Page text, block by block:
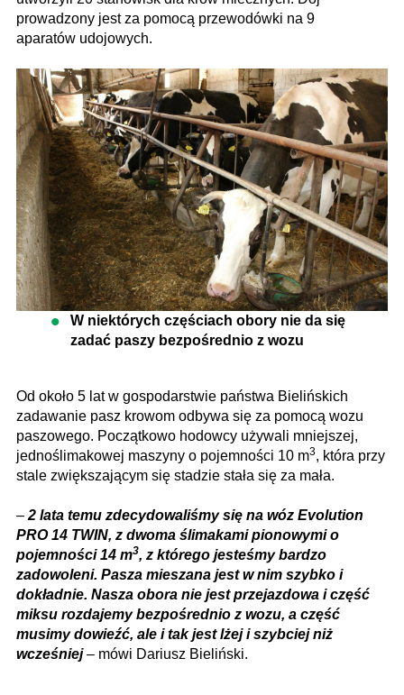
prowadzony jest za pomocą przewodówki na 9
aparatów udojowych.
W niektórych częściach obory nie da się
zadać paszy bezpośrednio z wozu
Od około 5 lat w gospodarstwie państwa Bielińskich
zadawanie pasz krowom odbywa się za pomocą wozu
paszowego. Początkowo hodowcy używali mniejszej,
jednoślimakowej maszyny o pojemności 10 m3, która przy
stale zwiększającym się stadzie stała się za mała.
– 2 lata temu zdecydowaliśmy się na wóz Evolution
PRO 14 TWIN, z dwoma ślimakami pionowymi o
pojemności 14 m3, z którego jesteśmy bardzo
zadowoleni. Pasza mieszana jest w nim szybko i
dokładnie. Nasza obora nie jest przejazdowa i część
miksu rozdajemy bezpośrednio z wozu, a część
musimy dowieźć, ale i tak jest lżej i szybciej niż
wcześniej– mówi Dariusz Bieliński.